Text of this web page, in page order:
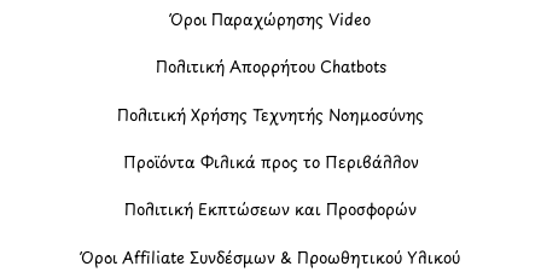
Όροι Παραχώρησης Video
Πολιτική Απορρήτου Chatbots
Πολιτική Χρήσης Τεχνητής Νοημοσύνης
Προϊόντα Φιλικά προς το Περιβάλλον
Πολιτική Εκπτώσεων και Προσφορών
Όροι Affiliate Συνδέσμων & Προωθητικού Υλικού